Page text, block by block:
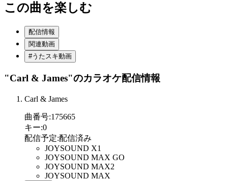
この曲を楽しむ
配信情報
関連動画
#うたスキ動画
"Carl & James"のカラオケ配信情報
Carl & James
曲番号:175665
キー:0
配信予定:配信済み
JOYSOUND X1
JOYSOUND MAX GO
JOYSOUND MAX2
JOYSOUND MAX